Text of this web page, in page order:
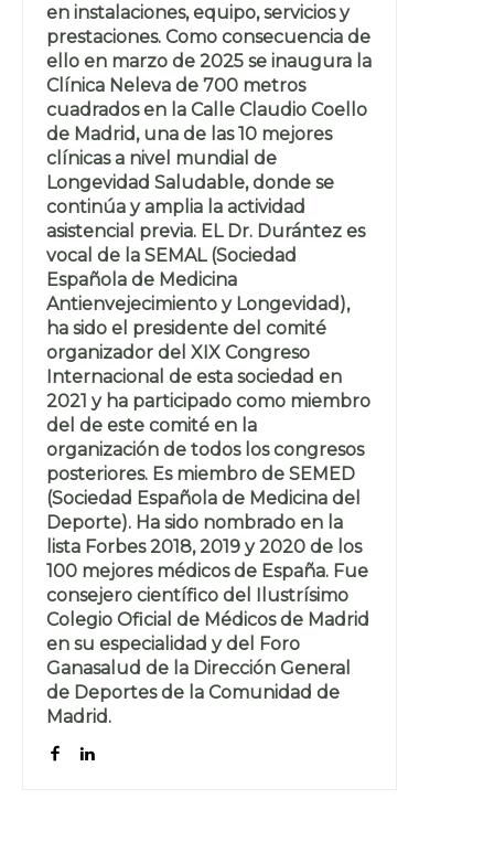
en instalaciones, equipo, servicios y
prestaciones. Como consecuencia de
ello en marzo de 2025 se inaugura la
Clínica Neleva de 700 metros
cuadrados en la Calle Claudio Coello
de Madrid, una de las 10 mejores
clínicas a nivel mundial de
Longevidad Saludable, donde se
continúa y amplia la actividad
asistencial previa. EL Dr. Durántez es
vocal de la SEMAL (Sociedad
Española de Medicina
Antienvejecimiento y Longevidad),
ha sido el presidente del comité
organizador del XIX Congreso
Internacional de esta sociedad en
2021 y ha participado como miembro
del de este comité en la
organización de todos los congresos
posteriores. Es miembro de SEMED
(Sociedad Española de Medicina del
Deporte). Ha sido nombrado en la
lista Forbes 2018, 2019 y 2020 de los
100 mejores médicos de España. Fue
consejero científico del Ilustrísimo
Colegio Oficial de Médicos de Madrid
en su especialidad y del Foro
Ganasalud de la Dirección General
de Deportes de la Comunidad de
Madrid.